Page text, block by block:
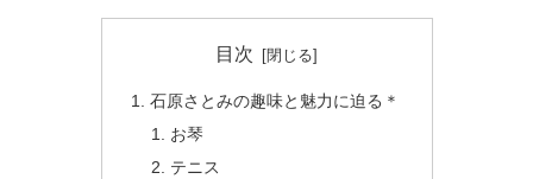
目次
石原さとみの趣味と魅力に迫る＊
お琴
テニス